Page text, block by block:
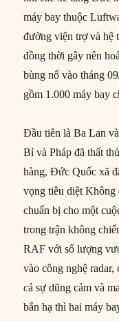
máy bay thuộc
đường viện trợ và hệ
đồng thời gây nên
bùng nổ vào tháng
gồm 1.000 máy bay
Đầu tiên là Ba Lan
Bỉ và Pháp đã thất
hàng, Đức Quốc xã
vọng tiêu diệt
chuẩn bị cho một
trong trận không
RAF với số lượng
vào công nghệ
cả sự dũng cảm và
bắn hạ thì hai máy